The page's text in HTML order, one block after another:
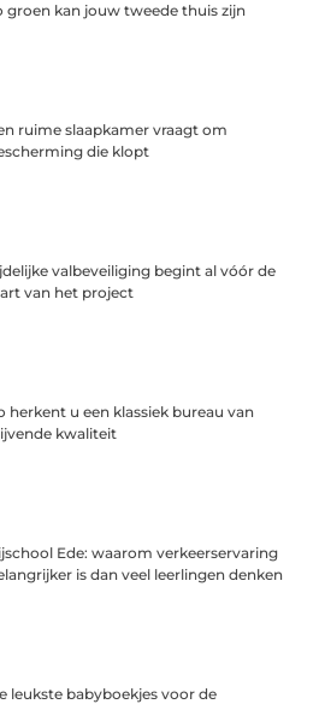
groen kan jouw tweede thuis zijn
ruime slaapkamer vraagt om
die klopt
valbeveiliging begint al vóór de
van het project
herkent u een klassiek bureau van
kwaliteit
Ede: waarom verkeerservaring
is dan veel leerlingen denken
leukste babyboekjes voor de